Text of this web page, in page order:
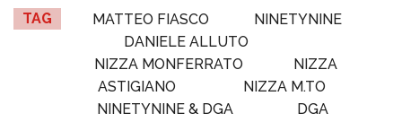
TAG MATTEO FIASCO
NINETYNINE
DANIELE ALLUTO
NIZZA MONFERRATO
NIZZA
ASTIGIANO
NIZZA M.TO
NINETYNINE & DGA
DGA